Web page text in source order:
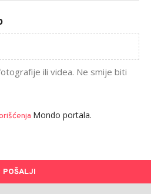
ili videa. Ne smije biti
Mondo portala.
POŠALJI